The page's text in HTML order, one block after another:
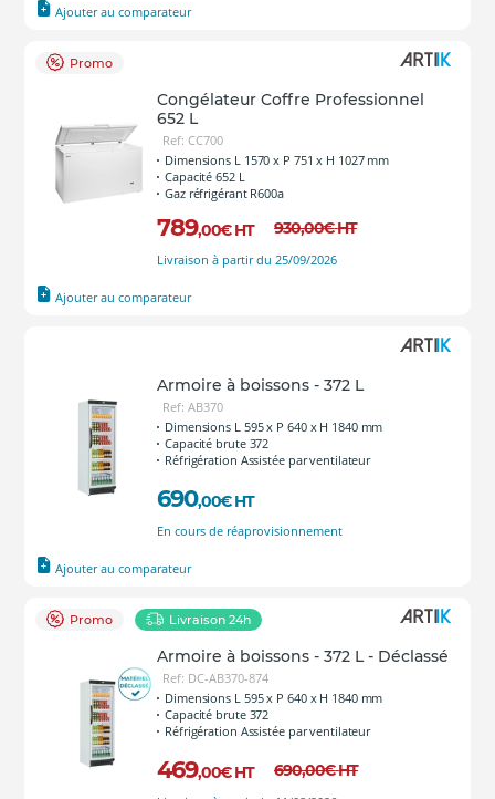
Ajouter au comparateur
Promo
Congélateur Coffre Professionnel
652 L
Ref: CC700
Dimensions L 1570 x P 751 x H 1027 mm
Capacité 652 L
Gaz réfrigérant R600a
789,00€ HT 930,00€HT
Livraison à partir du 25/09/2026
Ajouter au comparateur
Armoire à boissons - 372 L
Ref: AB370
Dimensions L 595 x P 640 x H 1840 mm
Capacité brute 372
Réfrigération Assistée par ventilateur
690,00€ HT
En cours de réaprovisionnement
Ajouter au comparateur
Promo Livraison 24h
Armoire à boissons - 372 L - Déclassé
Ref: DC-AB370-874
Dimensions L 595 x P 640 x H 1840 mm
Capacité brute 372
Réfrigération Assistée par ventilateur
469,00€ HT 690,00€HT